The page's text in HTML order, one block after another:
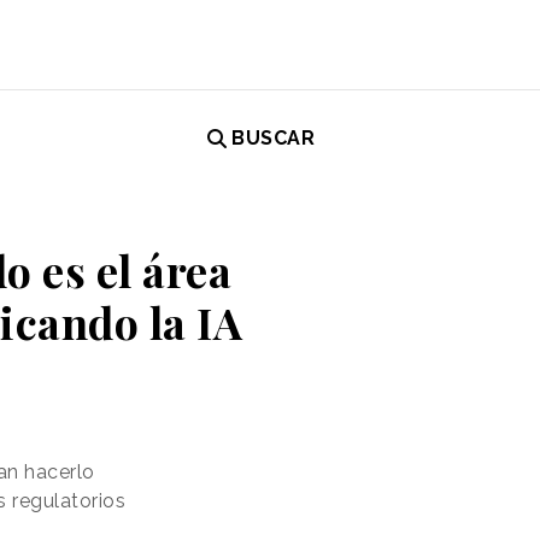
BUSCAR
es el área
la IA
hacerlo
regulatorios